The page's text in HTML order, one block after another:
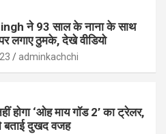
ने 93 साल के नाना के साथ
लगाए ठुमके, देखे वीडियो
adminkachchi
होगा ‘ओह माय गॉड 2’ का ट्रेलर,
बताई दुखद वजह